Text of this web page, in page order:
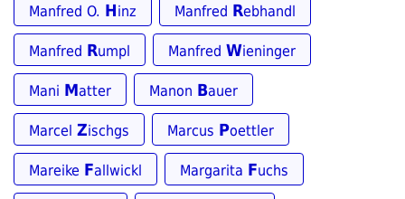
Manfred O. Hinz Manfred Rebhandl
Manfred Rumpl Manfred Wieninger
Mani Matter Manon Bauer
Marcel Zischgs Marcus Poettler
Mareike Fallwickl Margarita Fuchs